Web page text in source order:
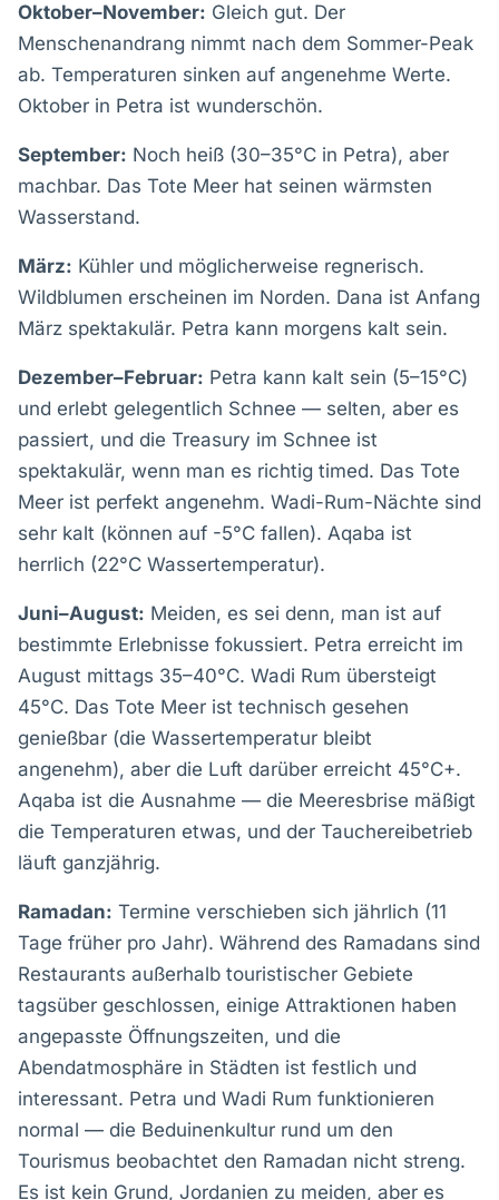
Oktober–November: Gleich gut. Der
Menschenandrang nimmt nach dem Sommer-Peak
ab. Temperaturen sinken auf angenehme Werte.
Oktober in Petra ist wunderschön.
September: Noch heiß (30–35°C in Petra), aber
machbar. Das Tote Meer hat seinen wärmsten
Wasserstand.
März: Kühler und möglicherweise regnerisch.
Wildblumen erscheinen im Norden. Dana ist Anfang
März spektakulär. Petra kann morgens kalt sein.
Dezember–Februar: Petra kann kalt sein (5–15°C)
und erlebt gelegentlich Schnee — selten, aber es
passiert, und die Treasury im Schnee ist
spektakulär, wenn man es richtig timed. Das Tote
Meer ist perfekt angenehm. Wadi-Rum-Nächte sind
sehr kalt (können auf -5°C fallen). Aqaba ist
herrlich (22°C Wassertemperatur).
Juni–August: Meiden, es sei denn, man ist auf
bestimmte Erlebnisse fokussiert. Petra erreicht im
August mittags 35–40°C. Wadi Rum übersteigt
45°C. Das Tote Meer ist technisch gesehen
genießbar (die Wassertemperatur bleibt
angenehm), aber die Luft darüber erreicht 45°C+.
Aqaba ist die Ausnahme — die Meeresbrise mäßigt
die Temperaturen etwas, und der Tauchereibetrieb
läuft ganzjährig.
Ramadan: Termine verschieben sich jährlich (11
Tage früher pro Jahr). Während des Ramadans sind
Restaurants außerhalb touristischer Gebiete
tagsüber geschlossen, einige Attraktionen haben
angepasste Öffnungszeiten, und die
Abendatmosphäre in Städten ist festlich und
interessant. Petra und Wadi Rum funktionieren
normal — die Beduinenkultur rund um den
Tourismus beobachtet den Ramadan nicht streng.
Es ist kein Grund, Jordanien zu meiden, aber es